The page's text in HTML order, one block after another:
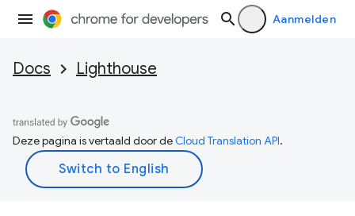
Aanmelden
Docs Lighthouse
Deze pagina is vertaald door deCloud Translation API.